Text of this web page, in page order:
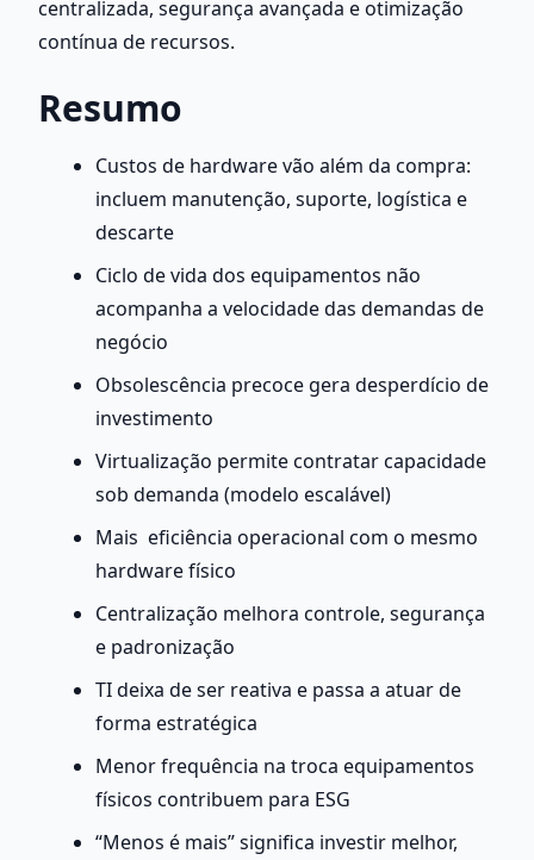
centralizada, segurança avançada e otimização
contínua de recursos.
Resumo
Custos de hardware vão além da compra:
incluem manutenção, suporte, logística e
descarte
Ciclo de vida dos equipamentos não
acompanha a velocidade das demandas de
negócio
Obsolescência precoce gera desperdício de
investimento
Virtualização permite contratar capacidade
sob demanda (modelo escalável)
Mais  eficiência operacional com o mesmo
hardware físico
Centralização melhora controle, segurança
e padronização
TI deixa de ser reativa e passa a atuar de
forma estratégica
Menor frequência na troca equipamentos
físicos contribuem para ESG
“Menos é mais” significa investir melhor,